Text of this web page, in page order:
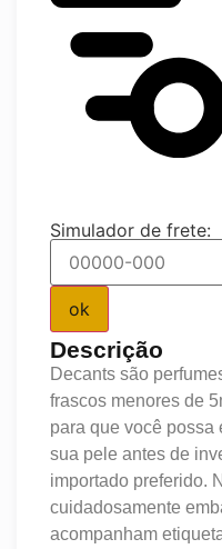
Simulador de frete:
ok
Descrição
Decants são
frascos menores de
para que você possa
sua pele antes de
importado preferido.
cuidadosamente
acompanham